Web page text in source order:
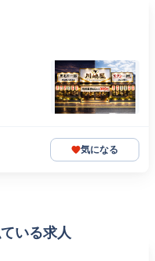
気になる
いる求人